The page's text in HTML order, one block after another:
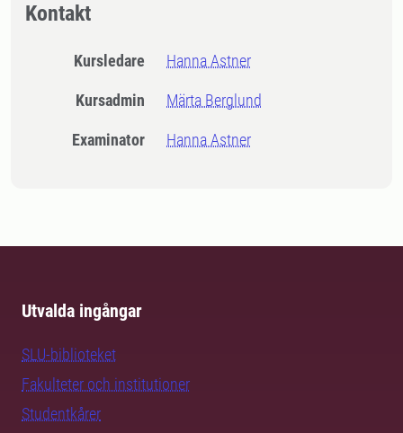
Kontakt
Kursledare Hanna Astner
Kursadmin Märta Berglund
Examinator Hanna Astner
Utvalda ingångar
SLU-biblioteket
Fakulteter och institutioner
Studentkårer